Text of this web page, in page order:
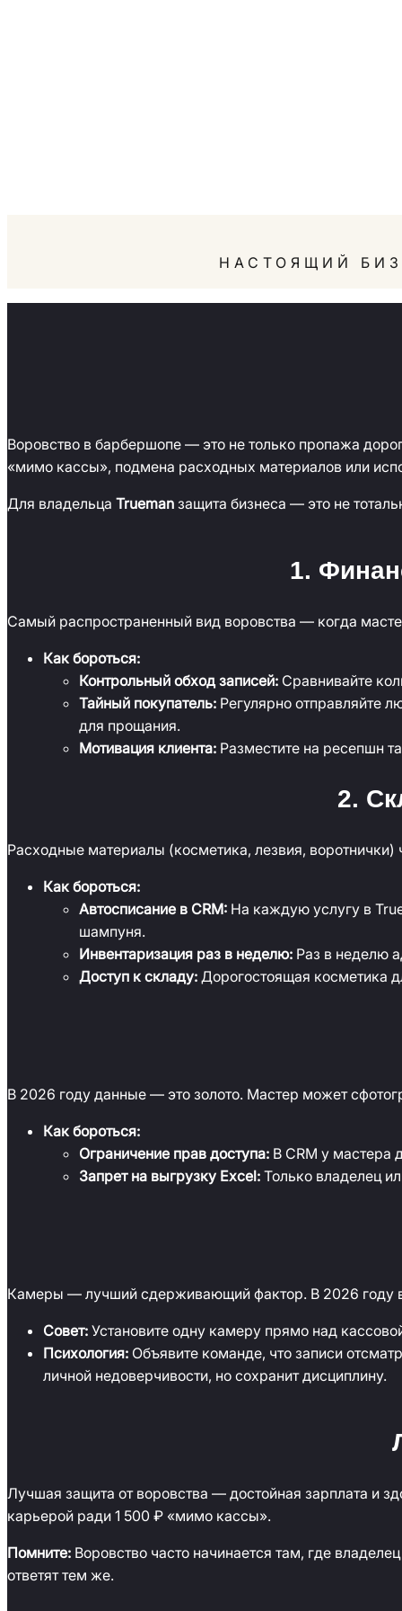
НАСТОЯЩИЙ
Воровство в барбершопе — это не только пропажа
«мимо кассы», подмена расходных материалов или
Для владельца Trueman защита бизнеса — это не
1.
Самый распространенный вид воровства — когда
Как бороться:
Контрольный обход записей: Сравнивайте
Тайный покупатель: Регулярно отправляйте
для прощания.
Мотивация клиента: Разместите на ресепшн
2.
Расходные материалы (косметика, лезвия,
Как бороться:
Автосписание в CRM: На каждую услугу в
шампуня.
Инвентаризация раз в неделю: Раз в неделю
Доступ к складу: Дорогостоящая косметика
В 2026 году данные — это золото. Мастер может
Как бороться:
Ограничение прав доступа: В CRM у мастера
Запрет на выгрузку Excel: Только владелец
Камеры — лучший сдерживающий фактор. В 2026 году
Совет: Установите одну камеру прямо над
Психология: Объявите команде, что записи
личной недоверчивости, но сохранит дисциплину.
Лучшая защита от воровства — достойная зарплата и
карьерой ради 1 500 ₽ «мимо кассы».
Помните: Воровство часто начинается там, где
ответят тем же.